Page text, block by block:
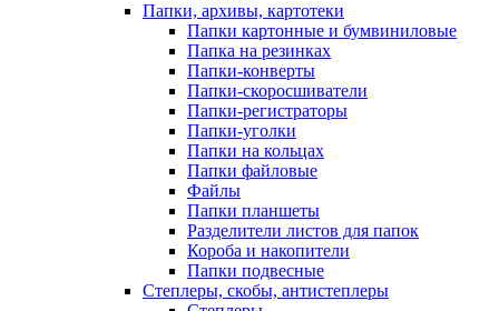
Папки, архивы, картотеки
Папки картонные и бумвиниловые
Папка на резинках
Папки-конверты
Папки-скоросшиватели
Папки-регистраторы
Папки-уголки
Папки на кольцах
Папки файловые
Файлы
Папки планшеты
Разделители листов для папок
Короба и накопители
Папки подвесные
Степлеры, скобы, антистеплеры